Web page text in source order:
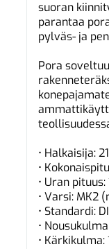
suoran
parantaa
pylväs- ja
Pora
• Halkaisija:
•
• Uran
• Varsi: MK2
• Standardi:
•
• Kärkikulma: